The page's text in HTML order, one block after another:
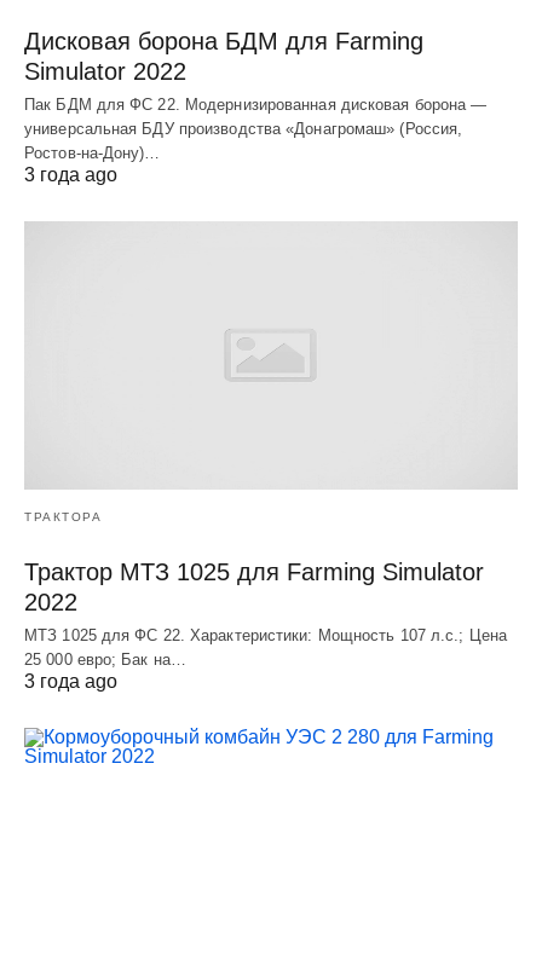
Дисковая борона БДМ для Farming
Simulator 2022
Пак БДМ для ФС 22. Модернизированная дисковая борона —
универсальная БДУ производства «Донагромаш» (Россия,
Ростов-на-Дону)…
3 года ago
ТРАКТОРА
Трактор МТЗ 1025 для Farming Simulator
2022
МТЗ 1025 для ФС 22. Характеристики: Мощность 107 л.c.; Цена
25 000 евро; Бак на…
3 года ago